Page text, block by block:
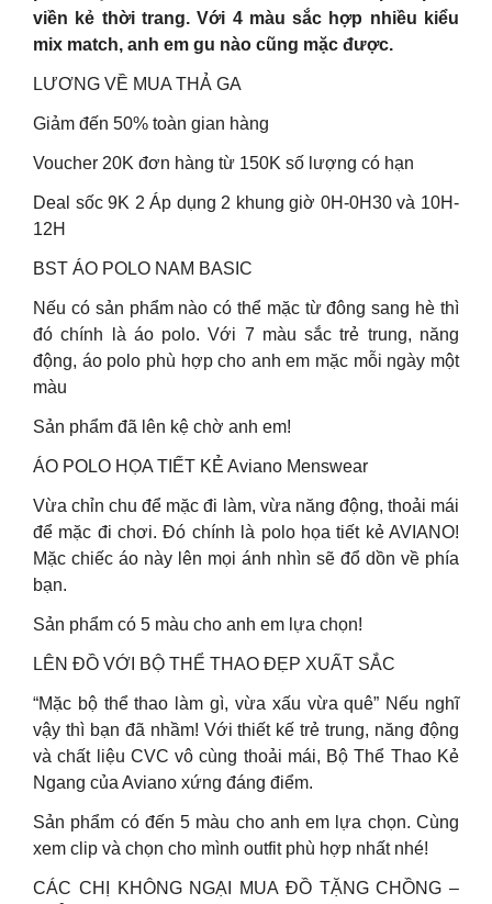
viền kẻ thời trang. Với 4 màu sắc hợp nhiều kiểu
mix match, anh em gu nào cũng mặc được.
LƯƠNG VỀ MUA THẢ GA
Giảm đến 50% toàn gian hàng
Voucher 20K đơn hàng từ 150K số lượng có hạn
Deal sốc 9K 2 Áp dụng 2 khung giờ 0H-0H30 và 10H-
12H
BST ÁO POLO NAM BASIC
Nếu có sản phẩm nào có thể mặc từ đông sang hè thì
đó chính là áo polo. Với 7 màu sắc trẻ trung, năng
động, áo polo phù hợp cho anh em mặc mỗi ngày một
màu
Sản phẩm đã lên kệ chờ anh em!
ÁO POLO HỌA TIẾT KẺ Aviano Menswear
Vừa chỉn chu để mặc đi làm, vừa năng động, thoải mái
để mặc đi chơi. Đó chính là polo họa tiết kẻ AVIANO!
Mặc chiếc áo này lên mọi ánh nhìn sẽ đổ dồn về phía
bạn.
Sản phẩm có 5 màu cho anh em lựa chọn!
LÊN ĐỒ VỚI BỘ THỂ THAO ĐẸP XUẤT SẮC
“Mặc bộ thể thao làm gì, vừa xấu vừa quê” Nếu nghĩ
vậy thì bạn đã nhầm! Với thiết kế trẻ trung, năng động
và chất liệu CVC vô cùng thoải mái, Bộ Thể Thao Kẻ
Ngang của Aviano xứng đáng điểm.
Sản phẩm có đến 5 màu cho anh em lựa chọn. Cùng
xem clip và chọn cho mình outfit phù hợp nhất nhé!
CÁC CHỊ KHÔNG NGẠI MUA ĐỒ TẶNG CHỒNG –